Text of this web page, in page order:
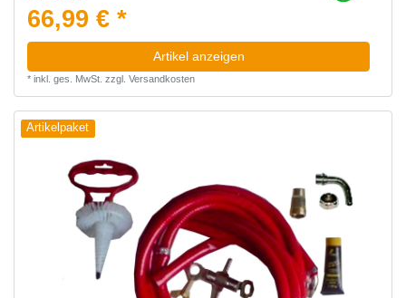
66,99 € *
Artikel anzeigen
* inkl. ges. MwSt. zzgl. Versandkosten
Artikelpaket